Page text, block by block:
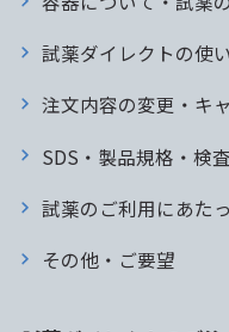
試薬ダイレクトの使
注文内容の変更・キ
SDS・製品規格・検
試薬のご利用にあた
その他・ご要望